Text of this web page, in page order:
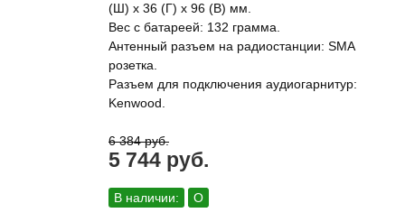
(Ш) х 36 (Г) х 96 (В) мм.
Вес с батареей: 132 грамма.
Антенный разъем на радиостанции: SMA
розетка.
Разъем для подключения аудиогарнитур:
Kenwood.
6 384 руб.
5 744 руб.
В наличии: О